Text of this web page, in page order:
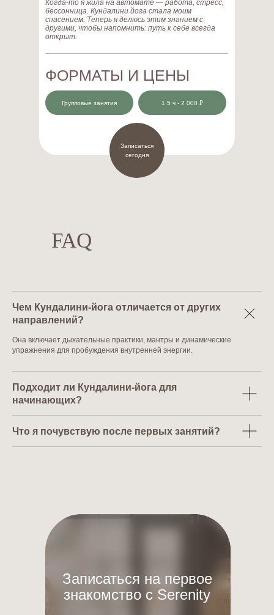
ФОРМАТЫ И ЦЕНЫ
Когда-то я жила на автомате — работа, стресс,
бессонница. Кундалини йога стала моим
спасением. Теперь я делюсь этим знанием с
другими, чтобы напомнить: путь к себе всегда
открыт.
Групповые занятия 1.5 ч - 2 000 ₽
Записаться
сегодня
FAQ
Чем Кундалини-йога отличается от других
направлений?
Она включает дыхательные практики, мантры и динамические
упражнения для пробуждения внутренней энергии.
Подходит ли Кундалини-йога для
начинающих?
Что я почувствую после первых занятий?
Записаться на первое
знакомство с Serenity